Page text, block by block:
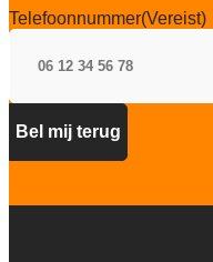
Telefoonnummer(Vereist)